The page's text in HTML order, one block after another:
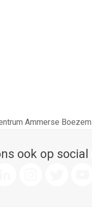
Ammerse Boezem
ook op